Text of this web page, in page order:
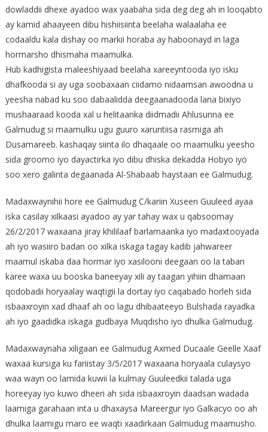
dowladdii dhexe ayadoo wax yaabaha sida deg deg ah in looqabto
ay kamid ahaayeen dibu hishiisiinta beelaha walaalaha ee
codaaldu kala dishay oo markii horaba ay haboonayd in laga
hormarsho dhismaha maamulka.
Hub kadhigista maleeshiyaad beelaha xareeyntooda iyo isku
dhafkooda si ay uga soobaxaan ciidamo nidaamsan awoodna u
yeesha nabad ku soo dabaalidda deegaanadooda lana bixiyo
mushaaraad kooda xal u helitaanka diidmadii Ahlusunna ee
Galmudug si maamulku ugu guuro xaruntiisa rasmiga ah
Dusamareeb. kashaqay siinta ilo dhaqaale oo maamulku yeesho
sida groomo iyo dayactirka iyo dibu dhiska dekadda Hobyo iyo
soo xero galinta degaanada Al-Shabaab haystaan ee Galmudug.
Madaxwaynihii hore ee Galmudug C/kariin Xuseen Guuleed ayaa
iska casilay xilkaasi ayadoo ay yar tahay wax u qabsoomay
26/2/2017 waxaana jiray khililaaf barlamaanka iyo madaxtooyada
ah iyo wasiiro badan oo xilka iskaga tagay kadib jahwareer
maamul iskaba daa hormar iyo xasilooni deegaan oo la taban
karee waxa uu booska baneeyay xili ay taagan yihiin dhamaan
qodobadii horyaalay waqtigii la dortay iyo caqabado horleh sida
isbaaxroyin xad dhaaf ah oo lagu dhibaateeyo Bulshada rayadka
ah iyo gaadidka iskaga gudbaya Muqdisho iyo dhulka Galmudug.
Madaxwaynaha xiligaan ee Galmudug Axmed Ducaale Geelle Xaaf
waxaa kursiga ku fariistay 3/5/2017 waxaana horyaala culaysyo
waa wayn oo lamida kuwii la kulmay Guuleedkii talada uga
horeeyay iyo kuwo dheeri ah sida isbaaxroyin daadsan wadada
laamiga garahaan inta u dhaxaysa Mareergur iyo Galkacyo oo ah
dhulka laamigu maro ee waqti xaadirkaan Galmudug maamusho.